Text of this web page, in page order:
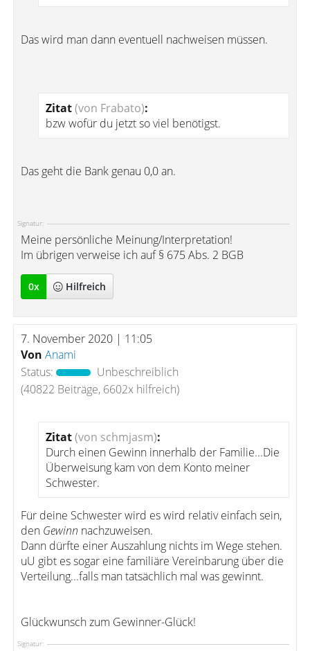
Das wird man dann eventuell nachweisen müssen.
Zitat(von Frabato):
bzw wofür du jetzt so viel benötigst.
Das geht die Bank genau 0,0 an.
Signatur:
Meine persönliche Meinung/Interpretation!
Im übrigen verweise ich auf § 675 Abs. 2 BGB
0x Hilfreich
7. November 2020 | 11:05
Von Anami
Status:
Unbeschreiblich
(40822 Beiträge, 6602x hilfreich)
Zitat(von schmjasm):
Durch einen Gewinn innerhalb der Familie...Die
Überweisung kam von dem Konto meiner
Schwester.
Für deine Schwester wird es wird relativ einfach sein,
den Gewinn nachzuweisen.
Dann dürfte einer Auszahlung nichts im Wege stehen.
uU gibt es sogar eine familiäre Vereinbarung über die
Verteilung...falls man tatsächlich mal was gewinnt.
Glückwunsch zum Gewinner-Glück!
Signatur: